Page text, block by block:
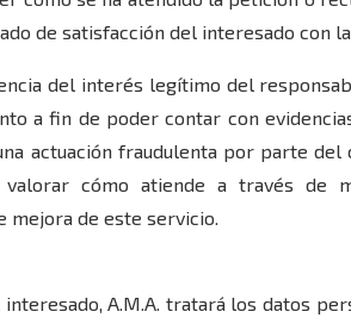
de satisfacción del interesado con
del interés legítimo del
a fin de poder contar con
actuación fraudulenta por parte del
cómo atiende a través de
mejora de este servicio.
A.M.A. tratará los datos